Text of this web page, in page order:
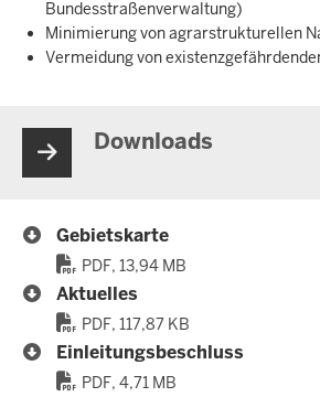
Bundesstraßenverwaltung)
Minimierung von agrarstrukturellen
Vermeidung von
Downloads
Gebietskarte
PDF, 13,94 MB
Aktuelles
PDF, 117,87 KB
Einleitungsbeschluss
PDF, 4,71 MB